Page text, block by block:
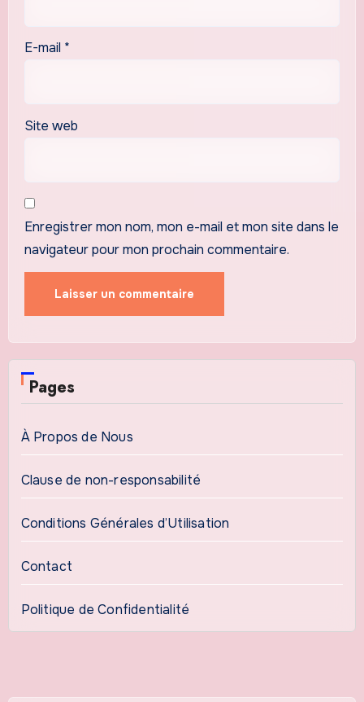
E-mail *
Site web
Enregistrer mon nom, mon e-mail et mon site dans le
navigateur pour mon prochain commentaire.
Pages
À Propos de Nous
Clause de non-responsabilité
Conditions Générales d’Utilisation
Contact
Politique de Confidentialité